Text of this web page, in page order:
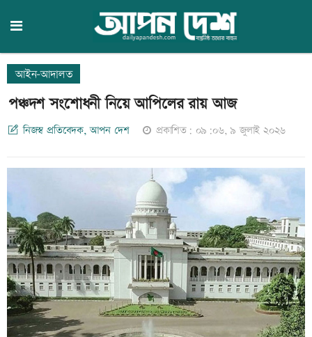
আইন-আদালত
পঞ্চদশ সংশোধনী নিয়ে আপিলের রায় আজ
নিজস্ব প্রতিবেদক, আপন দেশ প্রকাশিত: ০৯:০৬, ৯ জুলাই ২০২৬